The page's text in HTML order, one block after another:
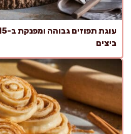
ביצים